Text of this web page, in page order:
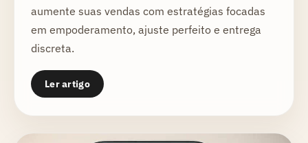
aumente suas vendas com estratégias focadas
em empoderamento, ajuste perfeito e entrega
discreta.
Ler artigo